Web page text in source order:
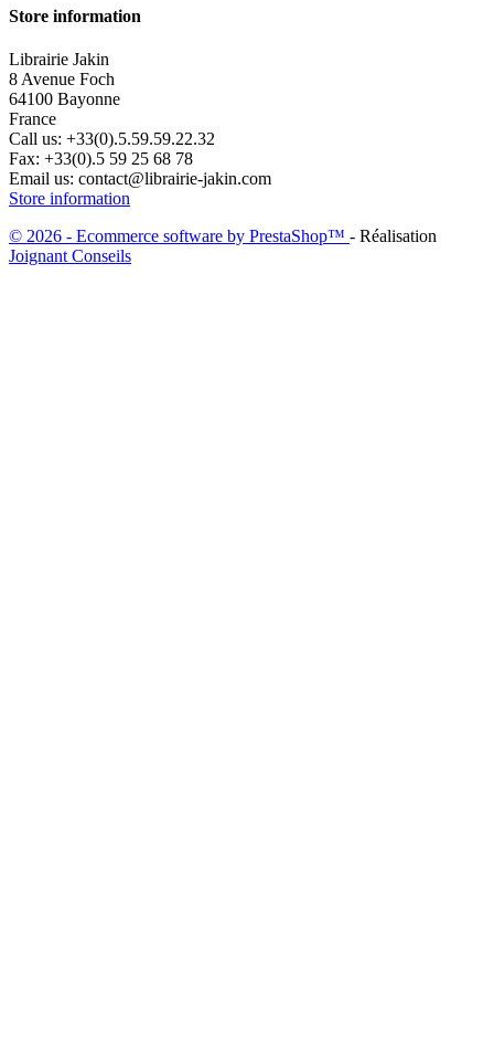
Store information
Librairie Jakin
8 Avenue Foch
64100 Bayonne
France
Call us: +33(0).5.59.59.22.32
Fax: +33(0).5 59 25 68 78
Email us: contact@librairie-jakin.com
Store information
© 2026 - Ecommerce software by PrestaShop™ - Réalisation
Joignant Conseils